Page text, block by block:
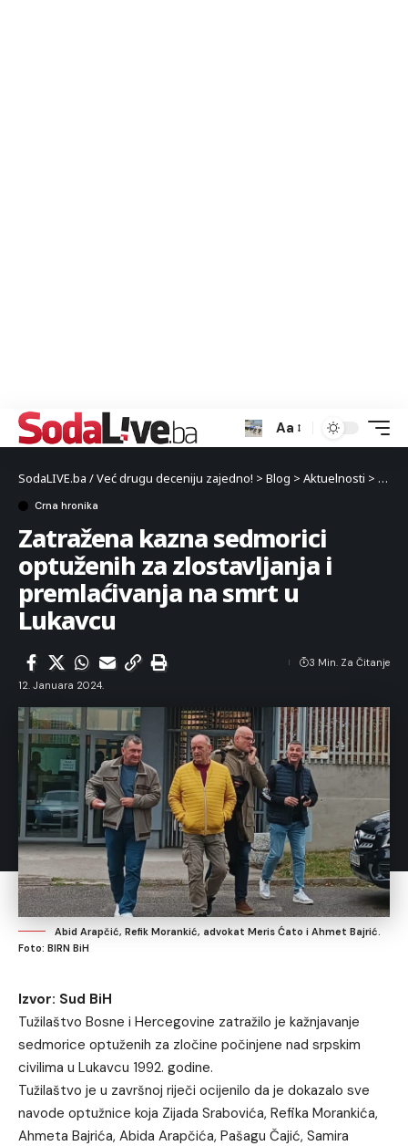
Aa
SodaLIVE.ba / Već drugu deceniju zajedno! > Blog > Aktuelnosti > Crna
Crna hronika
Zatražena kazna sedmorici
optuženih za zlostavljanja i
premlaćivanja na smrt u
Lukavcu
12. Januara 2024.
3 Min. Za Čitanje
Abid Arapčić, Refik Morankić, advokat Meris Ćato i Ahmet Bajrić.
Foto: BIRN BiH
Izvor: Sud BiH
Tužilaštvo Bosne i Hercegovine zatražilo je kažnjavanje
sedmorice optuženih za zločine počinjene nad srpskim
civilima u Lukavcu 1992. godine.
Tužilaštvo je u završnoj riječi ocijenilo da je dokazalo sve
navode optužnice koja Zijada Srabovića, Refika Morankića,
Ahmeta Bajrića, Abida Arapčića, Pašagu Čajić, Samira